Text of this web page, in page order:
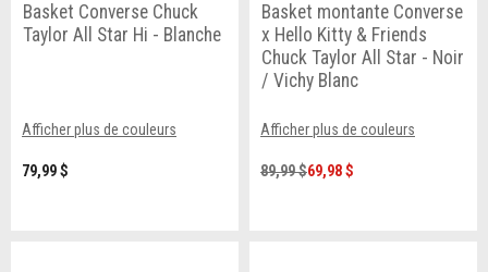
Basket Converse Chuck
Taylor All Star Hi - Blanche
Afficher plus de couleurs
79,99 $
Basket montante Converse
x Hello Kitty & Friends
Chuck Taylor All Star - Noir
/ Vichy Blanc
Afficher plus de couleurs
89,99 $69,98 $